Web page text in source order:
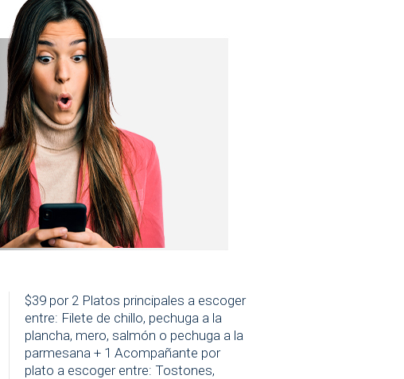
$39 por 2 Platos principales a escoger
entre: Filete de chillo, pechuga a la
plancha, mero, salmón o pechuga a la
parmesana + 1 Acompañante por
plato a escoger entre: Tostones,